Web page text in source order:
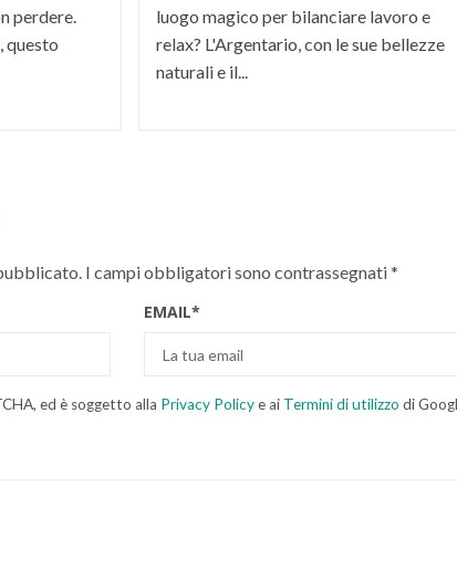
perdere.
questo
luogo magico per bilanciare lavoro e
relax? L'Argentario, con le sue bellezze
naturali e il...
I campi obbligatori sono contrassegnati*
EMAIL*
ed è soggetto alla Privacy Policye ai Termini di utilizzo di